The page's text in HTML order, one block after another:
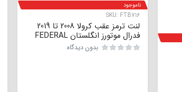
ناموجود
SKU: FTB716
لنت ترمز عقب کرولا 2008 تا 2019
فدرال موتورز انگلستان FEDERAL
بدون دیدگاه